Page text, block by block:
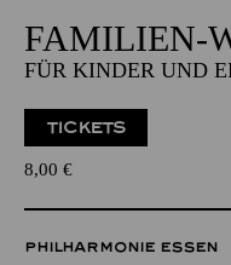
FAMILIEN-
FÜR KINDER UND
TICKETS
8,00 €
PHILHARMONIE ESSEN